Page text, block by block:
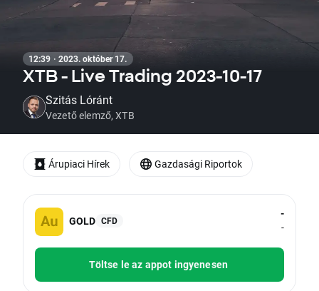
12:39 · 2023. október 17.
XTB - Live Trading 2023-10-17
Szitás Lóránt
Vezető elemző, XTB
GOLD CFD
-
-
Töltse le az appot ingyenesen
Árupiaci Hírek Gazdasági Riportok